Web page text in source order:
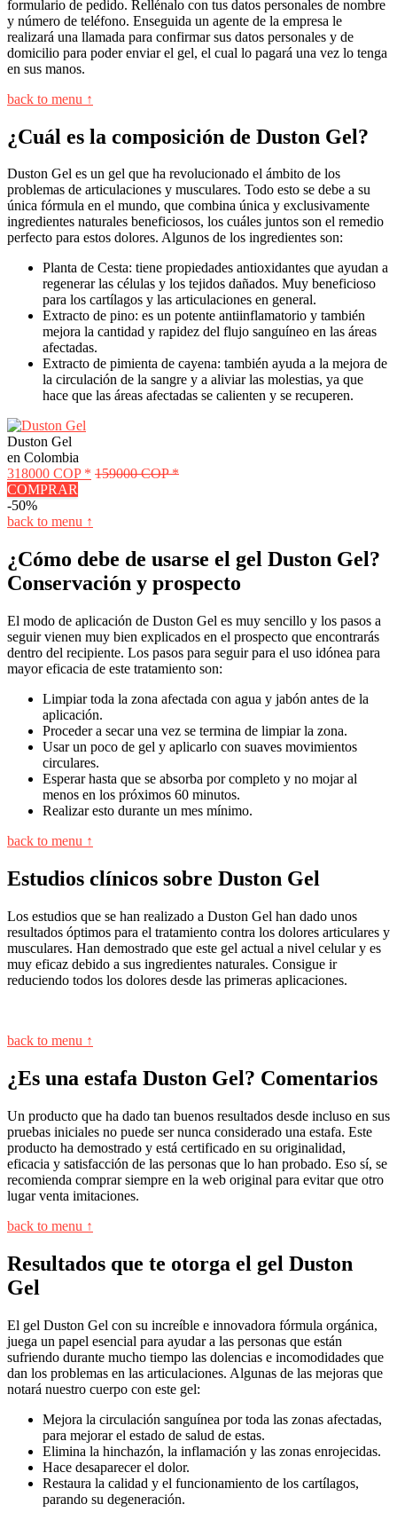
formulario de pedido. Rellénalo con tus datos personales de nombre
y número de teléfono. Enseguida un agente de la empresa le
realizará una llamada para confirmar sus datos personales y de
domicilio para poder enviar el gel, el cual lo pagará una vez lo tenga
en sus manos.
back to menu ↑
¿Cuál es la composición de Duston Gel?
Duston Gel es un gel que ha revolucionado el ámbito de los
problemas de articulaciones y musculares. Todo esto se debe a su
única fórmula en el mundo, que combina única y exclusivamente
ingredientes naturales beneficiosos, los cuáles juntos son el remedio
perfecto para estos dolores. Algunos de los ingredientes son:
Planta de Cesta: tiene propiedades antioxidantes que ayudan a
regenerar las células y los tejidos dañados. Muy beneficioso
para los cartílagos y las articulaciones en general.
Extracto de pino: es un potente antiinflamatorio y también
mejora la cantidad y rapidez del flujo sanguíneo en las áreas
afectadas.
Extracto de pimienta de cayena: también ayuda a la mejora de
la circulación de la sangre y a aliviar las molestias, ya que
hace que las áreas afectadas se calienten y se recuperen.
Duston Gel
en Colombia
318000 COP * 159000 COP *
COMPRAR
-50%
back to menu ↑
¿Cómo debe de usarse el gel Duston Gel?
Conservación y prospecto
El modo de aplicación de Duston Gel es muy sencillo y los pasos a
seguir vienen muy bien explicados en el prospecto que encontrarás
dentro del recipiente. Los pasos para seguir para el uso idónea para
mayor eficacia de este tratamiento son:
Limpiar toda la zona afectada con agua y jabón antes de la
aplicación.
Proceder a secar una vez se termina de limpiar la zona.
Usar un poco de gel y aplicarlo con suaves movimientos
circulares.
Esperar hasta que se absorba por completo y no mojar al
menos en los próximos 60 minutos.
Realizar esto durante un mes mínimo.
back to menu ↑
Estudios clínicos sobre Duston Gel
Los estudios que se han realizado a Duston Gel han dado unos
resultados óptimos para el tratamiento contra los dolores articulares y
musculares. Han demostrado que este gel actual a nivel celular y es
muy eficaz debido a sus ingredientes naturales. Consigue ir
reduciendo todos los dolores desde las primeras aplicaciones.
back to menu ↑
¿Es una estafa Duston Gel? Comentarios
Un producto que ha dado tan buenos resultados desde incluso en sus
pruebas iniciales no puede ser nunca considerado una estafa. Este
producto ha demostrado y está certificado en su originalidad,
eficacia y satisfacción de las personas que lo han probado. Eso sí, se
recomienda comprar siempre en la web original para evitar que otro
lugar venta imitaciones.
back to menu ↑
Resultados que te otorga el gel Duston
Gel
El gel Duston Gel con su increíble e innovadora fórmula orgánica,
juega un papel esencial para ayudar a las personas que están
sufriendo durante mucho tiempo las dolencias e incomodidades que
dan los problemas en las articulaciones. Algunas de las mejoras que
notará nuestro cuerpo con este gel:
Mejora la circulación sanguínea por toda las zonas afectadas,
para mejorar el estado de salud de estas.
Elimina la hinchazón, la inflamación y las zonas enrojecidas.
Hace desaparecer el dolor.
Restaura la calidad y el funcionamiento de los cartílagos,
parando su degeneración.